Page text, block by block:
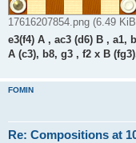
17616207854.png (6.49
e3(f4) A , ac3 (d6) B , a1,
A (c3), b8, g3 , f2 x B
FOMIN
Re: Compositions at